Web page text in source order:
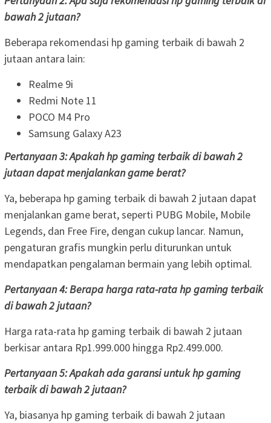
bawah 2 jutaan?
Beberapa rekomendasi hp gaming terbaik di bawah 2
jutaan antara lain:
Realme 9i
Redmi Note 11
POCO M4 Pro
Samsung Galaxy A23
Pertanyaan 3: Apakah hp gaming terbaik di bawah 2
jutaan dapat menjalankan game berat?
Ya, beberapa hp gaming terbaik di bawah 2 jutaan dapat
menjalankan game berat, seperti PUBG Mobile, Mobile
Legends, dan Free Fire, dengan cukup lancar. Namun,
pengaturan grafis mungkin perlu diturunkan untuk
mendapatkan pengalaman bermain yang lebih optimal.
Pertanyaan 4: Berapa harga rata-rata hp gaming terbaik
di bawah 2 jutaan?
Harga rata-rata hp gaming terbaik di bawah 2 jutaan
berkisar antara Rp1.999.000 hingga Rp2.499.000.
Pertanyaan 5: Apakah ada garansi untuk hp gaming
terbaik di bawah 2 jutaan?
Ya, biasanya hp gaming terbaik di bawah 2 jutaan